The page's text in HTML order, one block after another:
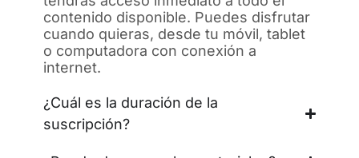
contenido disponible. Puedes disfrutar
cuando quieras, desde tu móvil, tablet
o computadora con conexión a
internet.
¿Cuál es la duración de la
suscripción?